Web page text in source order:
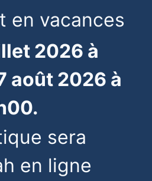
en vacances
2026 à
août 2026 à
sera
en ligne